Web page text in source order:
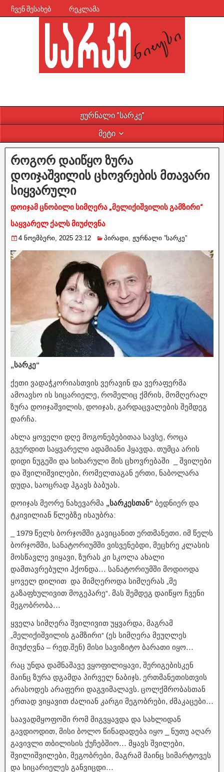
ჩვენ შესახებ რეკლამა
ჟურნალი ”სარკე”
მეტი
როგორ დაიწყო ზურა
დოიჯაშვილის ცხოვრების მთავარი
სიყვარული
დოიჯამ ცნობილი სიმღერა „მელიქიშვილის გამზირი“
საყვარელ ქალს მიუძღვნა
4 ნოემბერი, 2025 23:12 პირადი, ჟურნალი ”სარკე”
„სარკე“
ქეთი ვადაჭკორიასთვის ვერავინ და ვერაფერმა
ამოავსო ის სიცარიელე, რომელიც ქმრის, მომღერალ
ზურა დოიჯაშვილის, დოიჯას, გარდაცვალების შემდეგ
დარჩა.
ახლა ყოველი დღე მოგონებებითაა სავსე, როცა
გვერდით საყვარელი ადამიანი ჰყავდა. თუმცა არის
დიდი ნუგეში და სიხარული მის ცხოვრებაში _ შვილები
და შვილიშვილები, რომელთაგან ერთი, ნაბოლარა
დუდა, საოცრად ჰგავს ბაბუას.
დოიჯას მეორე ნახევარმა „სარკესთან“ ბედნიერ და
ტკივილიან წლებზე ისაუბრა:
_ 1979 წელს ბორჯომში გავიცანით ერთმანეთი. იმ წელს
ბორჯომში, სანატორიუმში ვისვენებდი, მეცხრე კლასის
მოსწავლე ვიყავი, ზურას კი სკოლა ახალი
დამთავრებული ჰქონდა… სანატორიუმში მოდიოდა
ყოველ დილით და მიმღეროდა სიმღერას „მე
გაზაფხულივით მოგეპარე“. მას შემდეგ დაიწყო ჩვენი
მეგობრობა…
ყველა სიმღერა შვილივით უყვარდა, მაგრამ
„მელიქიშვილის გამზირი“ (ეს სიმღერა მეუღლეს
მიუძღვნა – რედ.შენ) მისი სავიზიტო ბარათი იყო…
რაც უნდა დამნაშავე ვყოფილიყავი, შერიგებისკენ
მაინც ზურა დგამდა პირველ ნაბიჯს. ერთმანეთისთვის
არასოდეს არაფერი დაგვიმალავს. ცოლქმრობასთან
ერთად ვიყავით ძალიან კარგი მეგობრები, ძმაკაცები…
საავადმყოფოში რომ მიგვყავდა და სახლიდან
გავდიოდით, მისი ბოლო წინადადება იყო _ ნუთუ აღარ
გავივლი თბილისის ქუჩებშიო… მყავს შვილები,
შვილიშვილები, მეგობრები, მაგრამ მაინც სიმარტოვეს
და სიცარიელეს განვიცდი…